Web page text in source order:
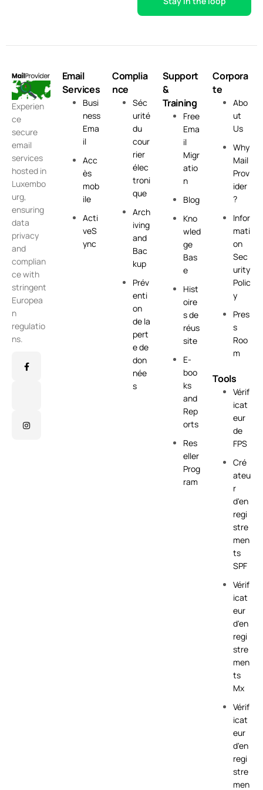
Experien
ce
secure
email
services
hosted in
Luxembo
urg,
ensuring
data
privacy
and
complian
ce with
stringent
Europea
n
regulatio
ns.
Email
Services
Busi
ness
Ema
il
Acc
ès
mob
ile
Acti
veS
ync
Complia
nce
Séc
urité
du
cour
rier
élec
troni
que
Arch
iving
and
Bac
kup
Prév
enti
on
de la
pert
e de
don
née
s
Support
&
Training
Free
Ema
il
Migr
atio
n
Blog
Kno
wled
ge
Bas
e
Hist
oire
s de
réus
site
E-
boo
ks
and
Rep
orts
Res
eller
Prog
ram
Corpora
te
Abo
ut
Us
Why
Mail
Prov
ider
?
Infor
mati
on
Sec
urity
Polic
y
Pres
s
Roo
m
Tools
Vérif
icat
eur
de
FPS
Cré
ateu
r
d'en
regi
stre
men
ts
SPF
Vérif
icat
eur
d'en
regi
stre
men
ts
Mx
Vérif
icat
eur
d'en
regi
stre
men